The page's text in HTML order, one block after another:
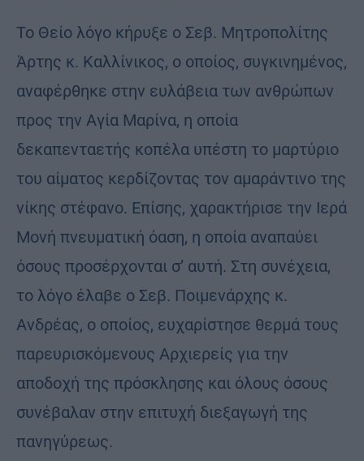
Το Θείο λόγο κήρυξε ο Σεβ. Μητροπολίτης
Άρτης κ. Καλλίνικος, ο οποίος, συγκινημένος,
αναφέρθηκε στην ευλάβεια των ανθρώπων
προς την Αγία Μαρίνα, η οποία
δεκαπενταετής κοπέλα υπέστη το μαρτύριο
του αίματος κερδίζοντας τον αμαράντινο της
νίκης στέφανο. Επίσης, χαρακτήρισε την Ιερά
Μονή πνευματική όαση, η οποία αναπαύει
όσους προσέρχονται σ’ αυτή. Στη συνέχεια,
το λόγο έλαβε ο Σεβ. Ποιμενάρχης κ.
Ανδρέας, ο οποίος, ευχαρίστησε θερμά τους
παρευρισκόμενους Αρχιερείς για την
αποδοχή της πρόσκλησης και όλους όσους
συνέβαλαν στην επιτυχή διεξαγωγή της
πανηγύρεως.